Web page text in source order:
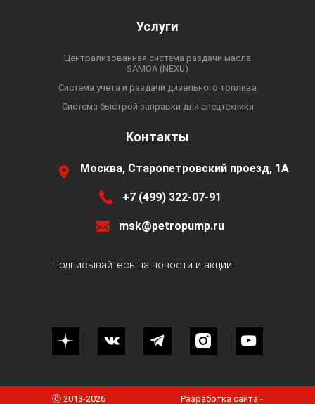
Услуги
Централизованная система раздачи масла
SAMOA (NEXU)
Система учета и раздачи дизельного топлива
Система быстрой заправки для спецтехники
Контакты
Москва, Старопетровский проезд, 1А
+7 (499) 322-07-91
msk@petropump.ru
Подписывайтесь на новости и акции:
Ⓒ 2013-2026
Разработка сайта -